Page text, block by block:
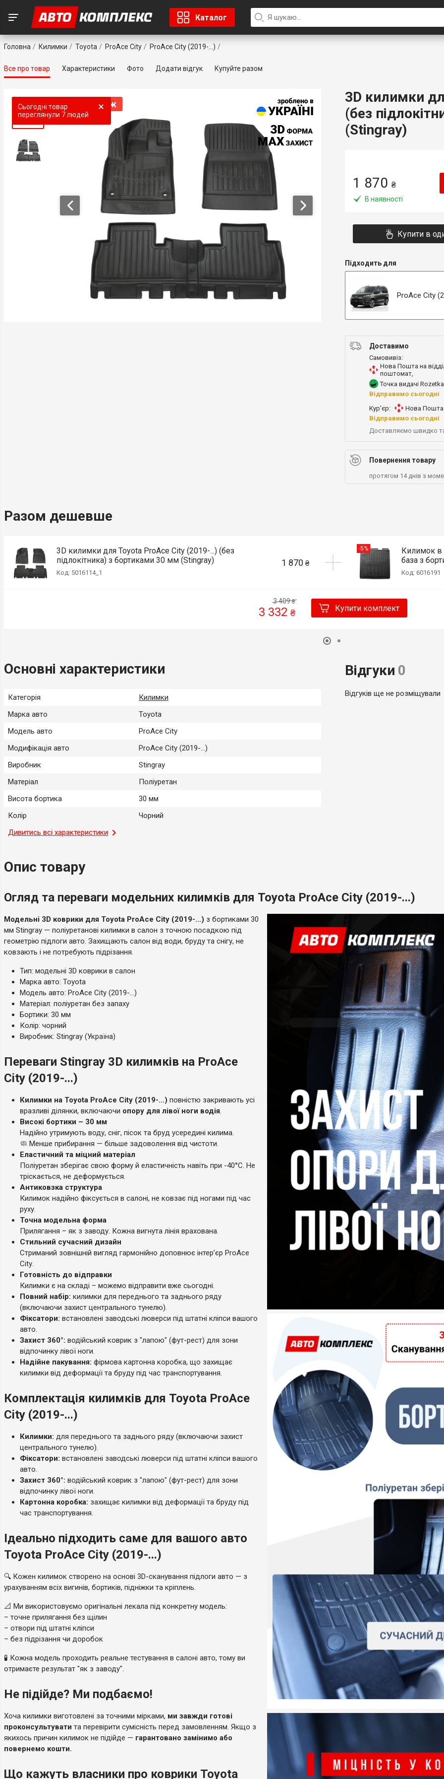
Каталог
Головна Килимки Toyota ProAce City ProAce City (2019-...)
Все про товар Характеристики Фото Додати відгук Купуйте разом
Сьогодні товар
переглянули 7 людей
Топ продаж
Топ продаж
3D килимки
(без
(Stingray)
1 870 ₴
В наявності
Купити в
Підходить для
ProAce City
Доставимо
Самовивіз:
Нова Пошта на
поштомат,
Точка видачі
Відправимо сьогодні
Кур'єр:
Нова Пошта
Відправимо сьогодні
Доставляємо швидко
Повернення товару
протягом 14 днів з
Разом дешевше
3D килимки для Toyota ProAce City (2019-...) (без
підлокітника) з бортиками 30 мм (Stingray)
Код: 5016114_1
1 870 ₴
-5%
Килимок в
база з
Код: 6016191
3 409₴
3 332 ₴ Купити комплект
Основні характеристики
Категорія
Килимки
Марка авто
Toyota
Модель авто
ProAce City
Модифікація авто
ProAce City (2019-...)
Виробник
Stingray
Матеріал
Поліуретан
Висота бортика
30 мм
Колір
Чорний
Місце застосування
Країна-виробник
Дивитись всі характеристики
Відгуки 0
Відгуків ще не розміщували
Опис товару
Огляд та переваги модельних килимків для Toyota ProAce City (2019-...)
Модельні 3D коврики для Toyota ProAce City (2019-...) з бортиками 30
мм Stingray — поліуретанові килимки в салон з точною посадкою під
геометрію підлоги авто. Захищають салон від води, бруду та снігу, не
ковзають і не потребують підрізання.
Тип: модельні 3D коврики в салон
Марка авто: Toyota
Модель авто: ProAce City (2019-...)
Матеріал: поліуретан без запаху
Бортики: 30 мм
Колір: чорний
Виробник: Stingray (Україна)
Переваги Stingray 3D килимків на ProAce
City (2019-...)
Килимки на Toyota ProAce City (2019-...) повністю закривають усі
вразливі ділянки, включаючи опору для лівої ноги водія.
Високі бортики – 30 мм
Надійно утримують воду, сніг, пісок та бруд усередині килима.
🧼 Менше прибирання — більше задоволення від чистоти.
Еластичний та міцний матеріал
Поліуретан зберігає свою форму й еластичність навіть при -40°C. Не
тріскається, не деформується.
Антиковзка структура
Килимок надійно фіксується в салоні, не ковзає під ногами під час
руху.
Точна модельна форма
Прилягання – як з заводу. Кожна вигнута лінія врахована.
Стильний сучасний дизайн
Стриманий зовнішній вигляд гармонійно доповнює інтер’єр ProAce
City.
Готовність до відправки
Килимки є на складі – можемо відправити вже сьогодні.
Повний набір: килимки для переднього та заднього ряду
(включаючи захист центрального тунелю).
Фіксатори: встановлені заводські люверси під штатні кліпси вашого
авто.
Захист 360°: водійський коврик з "лапою" (фут-рест) для зони
відпочинку лівої ноги.
Надійне пакування: фірмова картонна коробка, що захищає
килимки від деформації та бруду під час транспортування.
Комплектація килимків для Toyota ProAce
City (2019-...)
Килимки: для переднього та заднього ряду (включаючи захист
центрального тунелю).
Фіксатори: встановлені заводські люверси під штатні кліпси вашого
авто.
Захист 360°: водійський коврик з "лапою" (фут-рест) для зони
відпочинку лівої ноги.
Картонна коробка: захищає килимки від деформації та бруду під
час транспортування.
Ідеально підходить саме для вашого авто
Toyota ProAce City (2019-...)
🔍 Кожен килимок створено на основі 3D-сканування підлоги авто — з
урахуванням всіх вигинів, бортиків, підніжки та кріплень.
📐 Ми використовуємо оригінальні лекала під конкретну модель:
– точне прилягання без щілин
– отвори під штатні кліпси
– без підрізання чи доробок
🧪 Кожна модель проходить реальне тестування в салоні авто, тому ви
отримаєте результат "як з заводу".
Не підійде? Ми подбаємо!
Хоча килимки виготовлені за точними мірками, ми завжди готові
проконсультувати та перевірити сумісність перед замовленням. Якщо з
якихось причин килимок не підійде — гарантовано замінимо або
повернемо кошти.
Що кажуть власники про коврики Toyota